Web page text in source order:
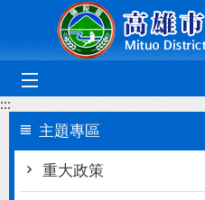
跳到主要內容區塊
:::
主題專區
重大政策